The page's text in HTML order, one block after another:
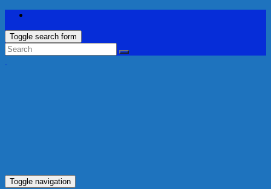
Toggle search form
Toggle navigation